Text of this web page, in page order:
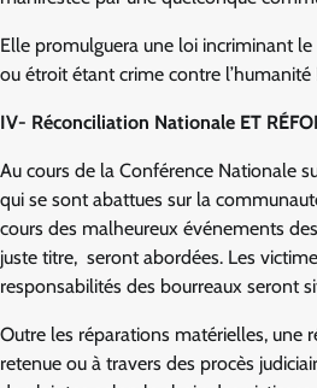
Elle promulguera une loi incriminant
ou étroit étant crime contre l’humanité
IV- Réconciliation Nationale ET
Au cours de la Conférence Nationale
qui se sont abattues sur la
cours des malheureux événements
juste titre, seront abordées. Les
responsabilités des bourreaux seront
Outre les réparations matérielles, une
retenue ou à travers des procès